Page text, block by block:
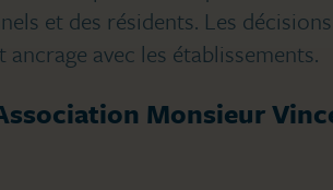
et des résidents. Les
avec les établissements.
Monsieur